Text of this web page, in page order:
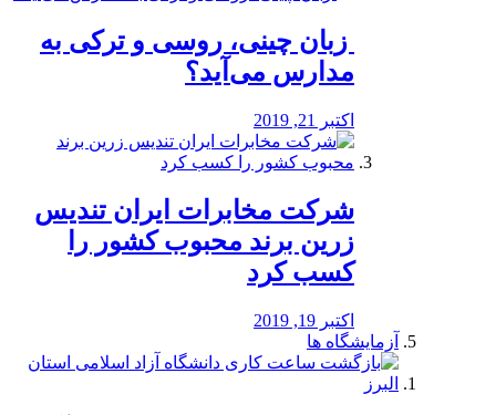
️ زبان چینی، روسی و ترکی به
مدارس می‌آید؟
اکتبر 21, 2019
شرکت مخابرات ایران تندیس
زرین برند محبوب کشور را
کسب کرد
اکتبر 19, 2019
آزمایشگاه ها